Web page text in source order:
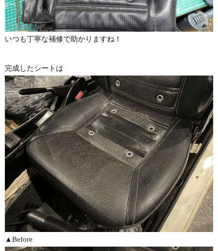
いつも丁寧な補修で助かりますね！
完成したシートは
▲Before